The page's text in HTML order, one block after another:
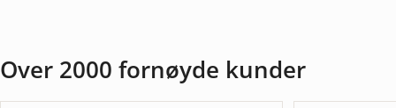
Over 2000 fornøyde kunder